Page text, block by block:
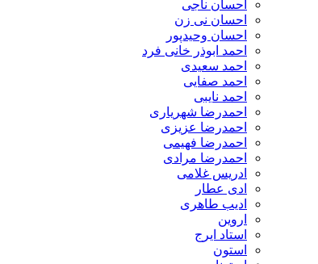
احسان ناجی
احسان نی زن
احسان وحیدپور
احمد ابوذر خانی فرد
احمد سعیدی
احمد صفایی
احمد نایبی
احمدرضا شهریاری
احمدرضا عزیزی
احمدرضا فهیمی
احمدرضا مرادی
ادریس غلامی
ادی عطار
ادیب طاهری
اروین
استاد ایرج
استون